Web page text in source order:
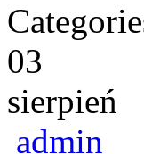
03
sierpień
admin